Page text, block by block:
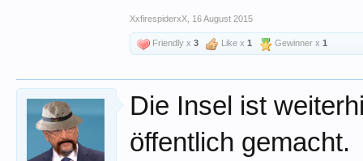
XxfirespiderxX 16 August 2015
Friendly x 3 Like x 1 Gewinner x 1
Die Insel ist
öffentlich gemacht.